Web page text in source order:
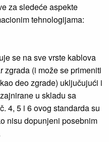
za sledeće aspekte
tehnologijama:
se na sve vrste kablova
zgrada (i može se primeniti
deo zgrade) uključujući i
u skladu sa
4, 5 i 6 ovog standarda su
nisu dopunjeni posebnim